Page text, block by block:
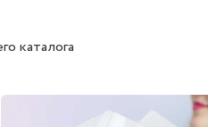
каталога